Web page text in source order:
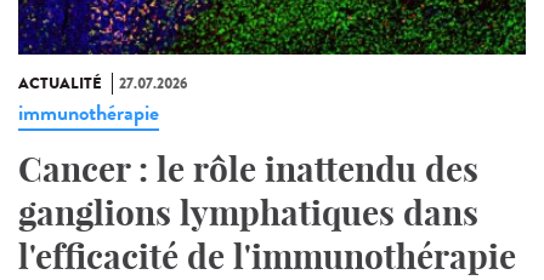
ACTUALITÉ 27.07.2026
immunothérapie
Cancer : le rôle inattendu des
ganglions lymphatiques dans
l'efficacité de l'immunothérapie